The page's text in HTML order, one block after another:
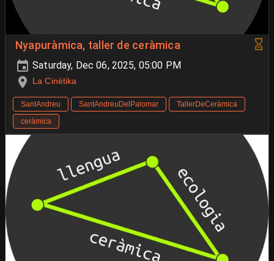
Nyapuràmica, taller de ceràmica
Saturday, Dec 06, 2025, 05:00 PM
La Cinètika
SantAndreu SantAndreuDelPalomar
TallerDeCeràmica
ceràmica